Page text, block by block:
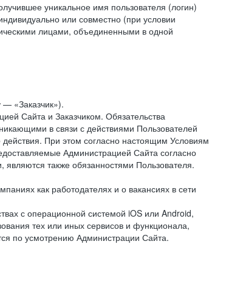
уникальное имя пользователя (логин)
или совместно (при условии
лицами, объединенными в одной
— «Заказчик»).
Сайта и Заказчиком. Обязательства
в связи с действиями Пользователей
действия. При этом согласно настоящим Условиям
Администрацией Сайта согласно
также обязанностями Пользователя.
как работодателях и о вакансиях в сети
с операционной системой iOS или Android,
тех или иных сервисов и функционала,
по усмотрению Администрации Сайта.